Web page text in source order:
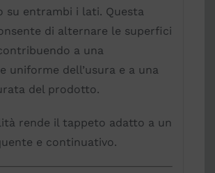
su entrambi i lati. Questa
di alternare le superfici
a una
uniforme dell’usura e a una
del prodotto.
rende il tappeto adatto a un
e continuativo.